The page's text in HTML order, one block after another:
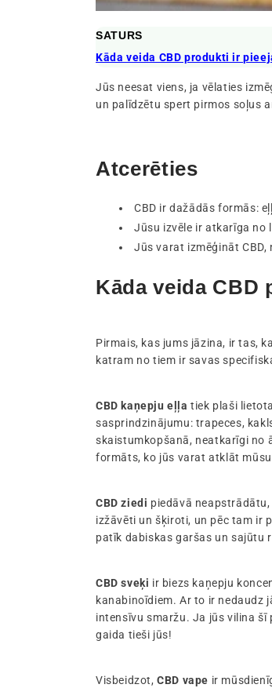
SATURS
Kāda veida CBD produkti ir
Jūs neesat viens, ja vēlaties
un palīdzētu spert pirmos soļus
Atcerēties
CBD ir dažādās formās:
Jūsu izvēle ir atkarīga no
Jūs varat izmēģināt CBD,
Kāda veida CBD
Pirmais, kas jums jāzina, ir tas,
katram no tiem ir savas
CBD kaņepju eļļa tiek plaši
sasprindzinājumu: trapeces,
skaistumkopšanā, neatkarīgi no
formāts, ko jūs varat atklāt
CBD ziedi piedāvā
izžāvēti un šķiroti, un pēc tam ir
patīk dabiskas garšas un sajūtu
CBD sveķi ir biezs kaņepju
kanabinoīdiem. Ar to ir nedaudz
intensīvu smaržu. Ja jūs vilina šī
gaida tieši jūs!
Visbeidzot,CBD vape ir